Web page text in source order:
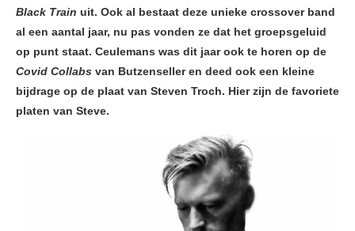
Black Train uit. Ook al bestaat deze unieke crossover band
al een aantal jaar, nu pas vonden ze dat het groepsgeluid
op punt staat. Ceulemans was dit jaar ook te horen op de
Covid Collabs van Butzenseller en deed ook een kleine
bijdrage op de plaat van Steven Troch. Hier zijn de favoriete
platen van Steve.